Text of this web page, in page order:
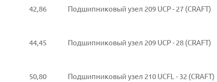
42,86 Подшипниковый узел 209 UCP - 27 (CRAFT)
44,45 Подшипниковый узел 209 UCP - 28 (CRAFT)
50,80 Подшипниковый узел 210 UCFL - 32 (CRAFT)